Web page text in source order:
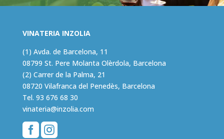
VINATERIA INZOLIA
(1) Avda. de Barcelona, 11
08799 St. Pere Molanta Olèrdola, Barcelona
(2) Carrer de la Palma, 21
08720 Vilafranca del Penedès, Barcelona
Tel. 93 676 68 30
vinateria@inzolia.com
